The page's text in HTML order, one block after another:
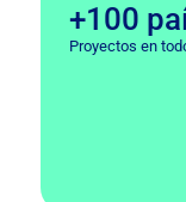
+100
Proyectos en